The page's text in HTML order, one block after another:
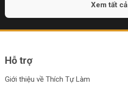
Xem tất cả
Hỗ trợ
Giới thiệu về Thích Tự Làm